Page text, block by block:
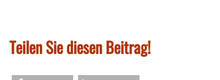
Teilen Sie diesen Beitrag!